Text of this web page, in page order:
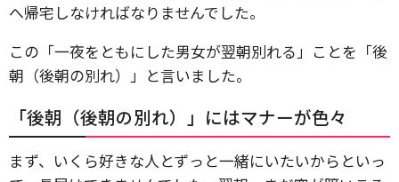
へ帰宅しなければなりませんでした。
この「一夜をともにした男女が翌朝別れる」ことを「後
朝（後朝の別れ）」と言いました。
「後朝（後朝の別れ）」にはマナーが色々
まず、いくら好きな人とずっと一緒にいたいからといっ